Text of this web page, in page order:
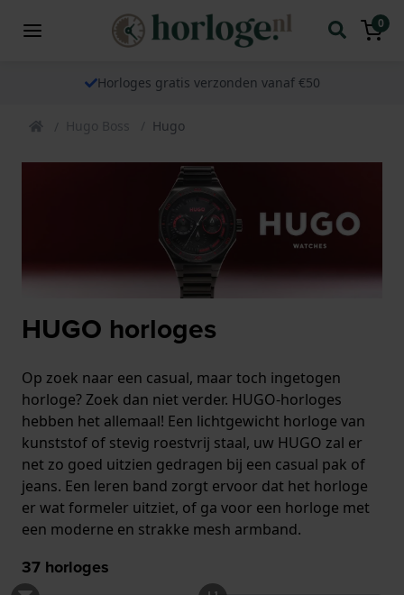
0
Horloges gratis verzonden vanaf €50
Hugo Boss Hugo
HUGO horloges
Op zoek naar een casual, maar toch ingetogen
horloge? Zoek dan niet verder. HUGO-horloges
hebben het allemaal! Een lichtgewicht horloge van
kunststof of stevig roestvrij staal, uw HUGO zal er
net zo goed uitzien gedragen bij een casual pak of
jeans. Een leren band zorgt ervoor dat het horloge
er wat formeler uitziet, of ga voor een horloge met
een moderne en strakke mesh armband.
37 horloges